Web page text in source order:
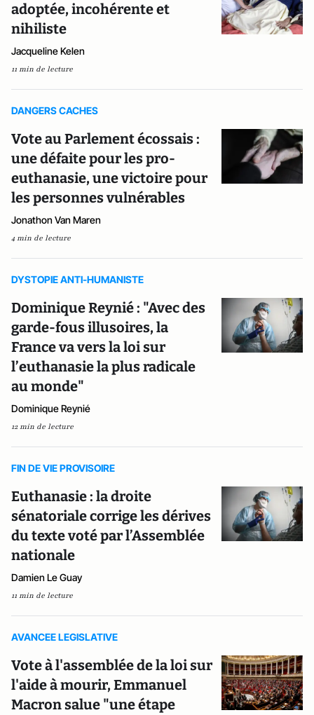
adoptée, incohérente et
nihiliste
Jacqueline Kelen
11 min de lecture
DANGERS CACHES
Vote au Parlement écossais :
une défaite pour les pro-
euthanasie, une victoire pour
les personnes vulnérables
Jonathon Van Maren
4 min de lecture
DYSTOPIE ANTI-HUMANISTE
Dominique Reynié : "Avec des
garde-fous illusoires, la
France va vers la loi sur
l’euthanasie la plus radicale
au monde"
Dominique Reynié
12 min de lecture
FIN DE VIE PROVISOIRE
Euthanasie : la droite
sénatoriale corrige les dérives
du texte voté par l’Assemblée
nationale
Damien Le Guay
11 min de lecture
AVANCEE LEGISLATIVE
Vote à l'assemblée de la loi sur
l'aide à mourir, Emmanuel
Macron salue "une étape